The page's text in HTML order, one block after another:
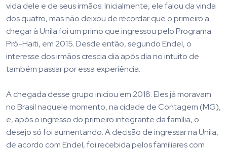
vida dele e de seus irmãos. Inicialmente, ele falou da vinda
dos quatro, mas não deixou de recordar que o primeiro a
chegar à Unila foi um primo que ingressou pelo Programa
Pró-Haiti, em 2015. Desde então, segundo Endel, o
interesse dos irmãos crescia dia após dia no intuito de
também passar por essa experiência.
.
A chegada desse grupo iniciou em 2018. Eles já moravam
no Brasil naquele momento, na cidade de Contagem (MG),
e, após o ingresso do primeiro integrante da família, o
desejo só foi aumentando. A decisão de ingressar na Unila,
de acordo com Endel, foi recebida pelos familiares com